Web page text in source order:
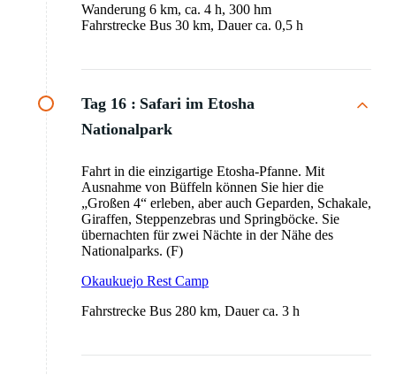
Wanderung 6 km, ca. 4 h, 300 hm
Fahrstrecke Bus 30 km, Dauer ca. 0,5 h
Tag 16 : Safari im Etosha
Nationalpark
Fahrt in die einzigartige Etosha-Pfanne. Mit
Ausnahme von Büffeln können Sie hier die
„Großen 4“ erleben, aber auch Geparden, Schakale,
Giraffen, Steppenzebras und Springböcke. Sie
übernachten für zwei Nächte in der Nähe des
Nationalparks. (F)
Okaukuejo Rest Camp
Fahrstrecke Bus 280 km, Dauer ca. 3 h